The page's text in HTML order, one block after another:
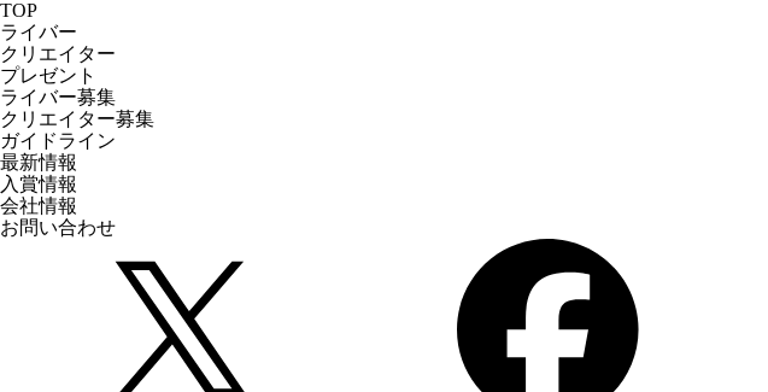
TOP
ライバー
クリエイター
プレゼント
ライバー募集
クリエイター募集
ガイドライン
最新情報
入賞情報
会社情報
お問い合わせ